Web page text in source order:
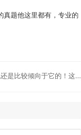
真题他这里都有，专业的
是比较倾向于它的！这...